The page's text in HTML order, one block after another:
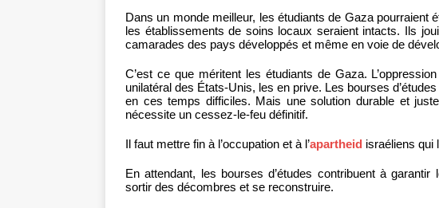
Dans un monde meilleur, les étudiants de Gaza pourraient
les établissements de soins locaux seraient intacts. Ils
camarades des pays développés et même en voie de
C’est ce que méritent les étudiants de Gaza.
unilatéral des États-Unis, les en prive. Les bourses
en ces temps difficiles. Mais une solution durable et
nécessite un cessez-le-feu définitif.
Il faut mettre fin à l’occupation et à l’apartheid israéliens qui
En attendant, les bourses d’études contribuent à
sortir des décombres et se reconstruire.